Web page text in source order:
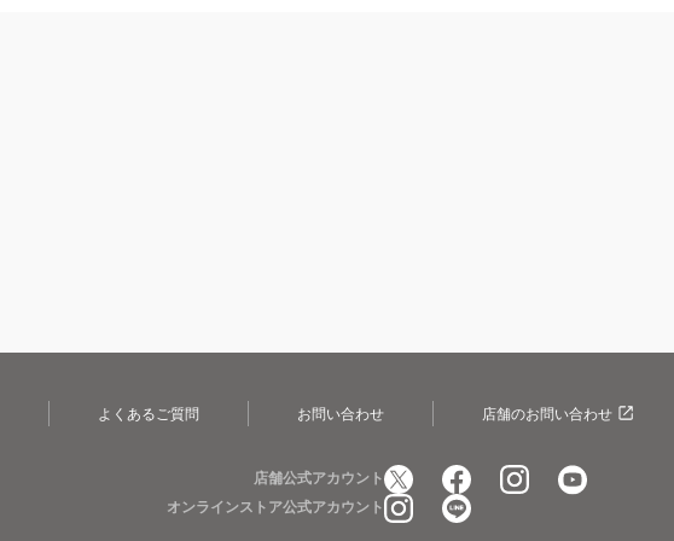
よくあるご質問 お問い合わせ 店舗のお問い合わせ
店舗公式アカウント
オンラインストア公式アカウント